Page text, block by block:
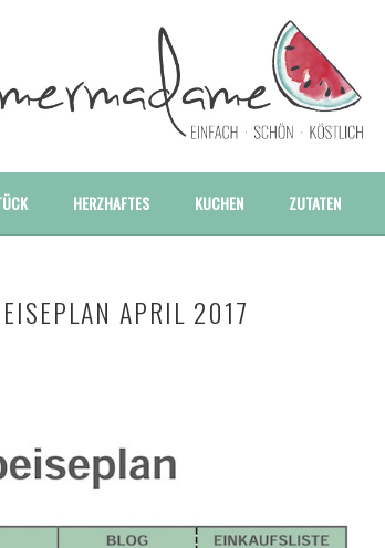
HERZHAFTES KUCHEN ZUTATEN
APRIL 2017